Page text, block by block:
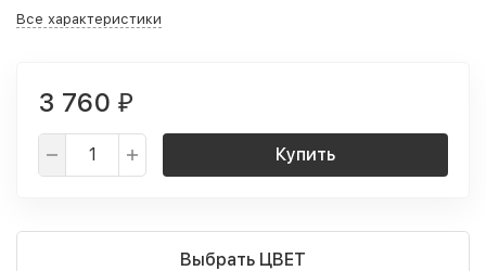
Все характеристики
3 760 ₽
Купить
Выбрать ЦВЕТ